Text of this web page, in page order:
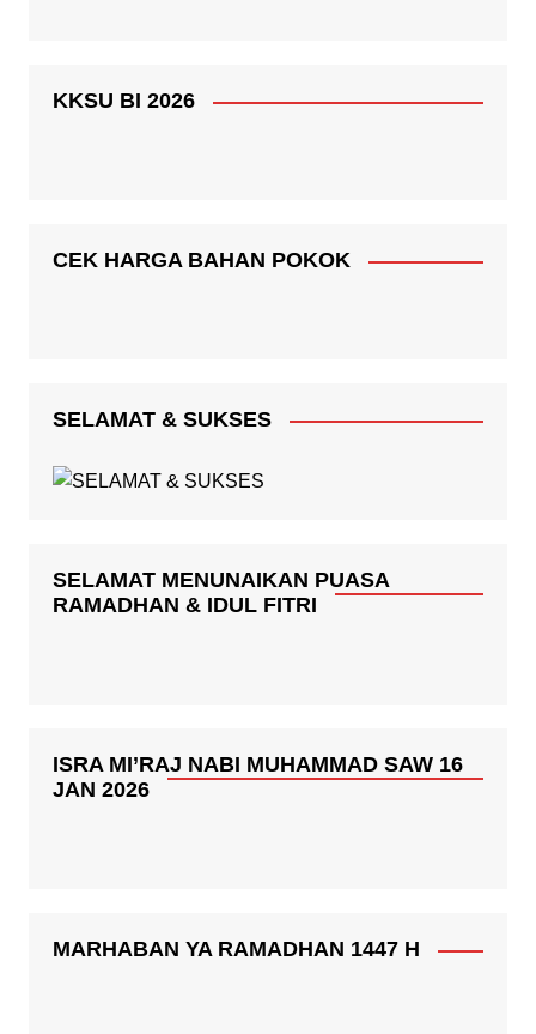
KKSU BI 2026
CEK HARGA BAHAN POKOK
SELAMAT & SUKSES
SELAMAT MENUNAIKAN PUASA
RAMADHAN & IDUL FITRI
ISRA MI’RAJ NABI MUHAMMAD SAW 16
JAN 2026
MARHABAN YA RAMADHAN 1447 H